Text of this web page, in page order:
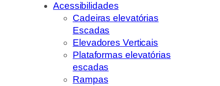
Acessibilidades
Cadeiras elevatórias
Escadas
Elevadores Verticais
Plataformas elevatórias
escadas
Rampas